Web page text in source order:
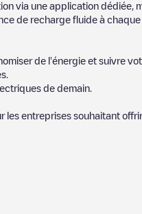
via une application dédiée,
de recharge fluide à chaque
de l'énergie et suivre
de demain.
les entreprises souhaitant